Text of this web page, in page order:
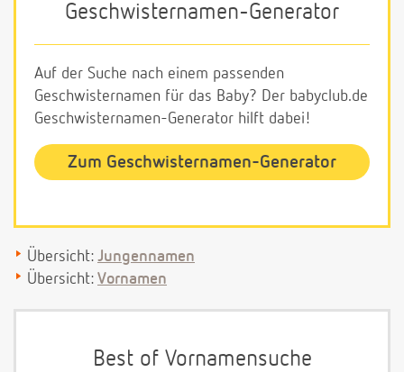
Geschwisternamen-Generator
Auf der Suche nach einem passenden
Geschwisternamen für das Baby? Der babyclub.de
Geschwisternamen-Generator hilft dabei!
Zum Geschwisternamen-Generator
Übersicht: Jungennamen
Übersicht: Vornamen
Best of Vornamensuche